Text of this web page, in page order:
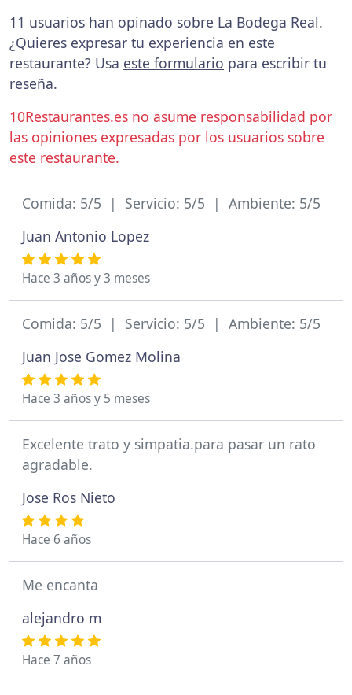
11 usuarios han opinado sobre La Bodega Real.
¿Quieres expresar tu experiencia en este
restaurante? Usa este formulario para escribir tu
reseña.
10Restaurantes.es no asume responsabilidad por
las opiniones expresadas por los usuarios sobre
este restaurante.
Comida: 5/5 | Servicio: 5/5 | Ambiente: 5/5
Juan Antonio Lopez
Hace 3 años y 3 meses
Comida: 5/5 | Servicio: 5/5 | Ambiente: 5/5
Juan Jose Gomez Molina
Hace 3 años y 5 meses
Excelente trato y simpatia.para pasar un rato
agradable.
Jose Ros Nieto
Hace 6 años
Me encanta
alejandro m
Hace 7 años